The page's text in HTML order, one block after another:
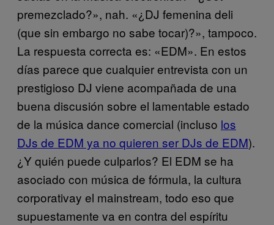
premezclado?», nah. «¿DJ femenina deli
(que sin embargo no sabe tocar)?», tampoco.
La respuesta correcta es: «EDM». En estos
días parece que cualquier entrevista con un
prestigioso DJ viene acompañada de una
buena discusión sobre el lamentable estado
de la música dance comercial (incluso los
DJs de EDM ya no quieren ser DJs de EDM).
¿Y quién puede culparlos? El EDM se ha
asociado con música de fórmula, la cultura
corporativay el mainstream, todo eso que
supuestamente va en contra del espíritu